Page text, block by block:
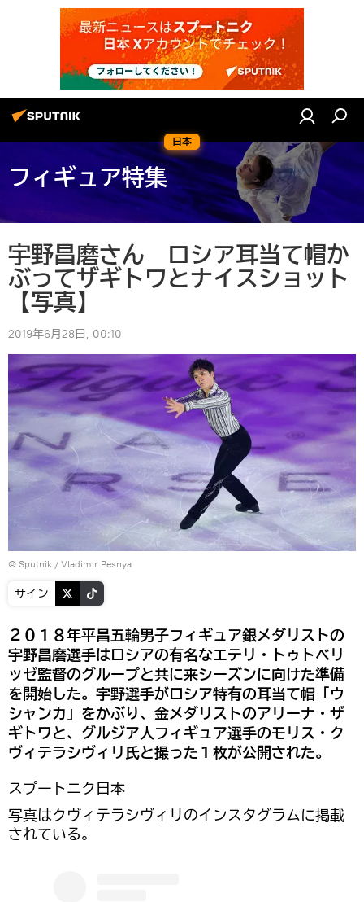
日本
フィギュア特集
宇野昌磨さん ロシア耳当て帽か
ぶってザギトワとナイスショット
【写真】
2019年6月28日, 00:10
© Sputnik / Vladimir Pesnya
サイン
２０１８年平昌五輪男子フィギュア銀メダリストの
宇野昌磨選手はロシアの有名なエテリ・トゥトベリ
ッゼ監督のグループと共に来シーズンに向けた準備
を開始した。宇野選手がロシア特有の耳当て帽「ウ
シャンカ」をかぶり、金メダリストのアリーナ・ザ
ギトワと、グルジア人フィギュア選手のモリス・ク
ヴィテラシヴィリ氏と撮った１枚が公開された。
スプートニク日本
写真はクヴィテラシヴィリのインスタグラムに掲載
されている。